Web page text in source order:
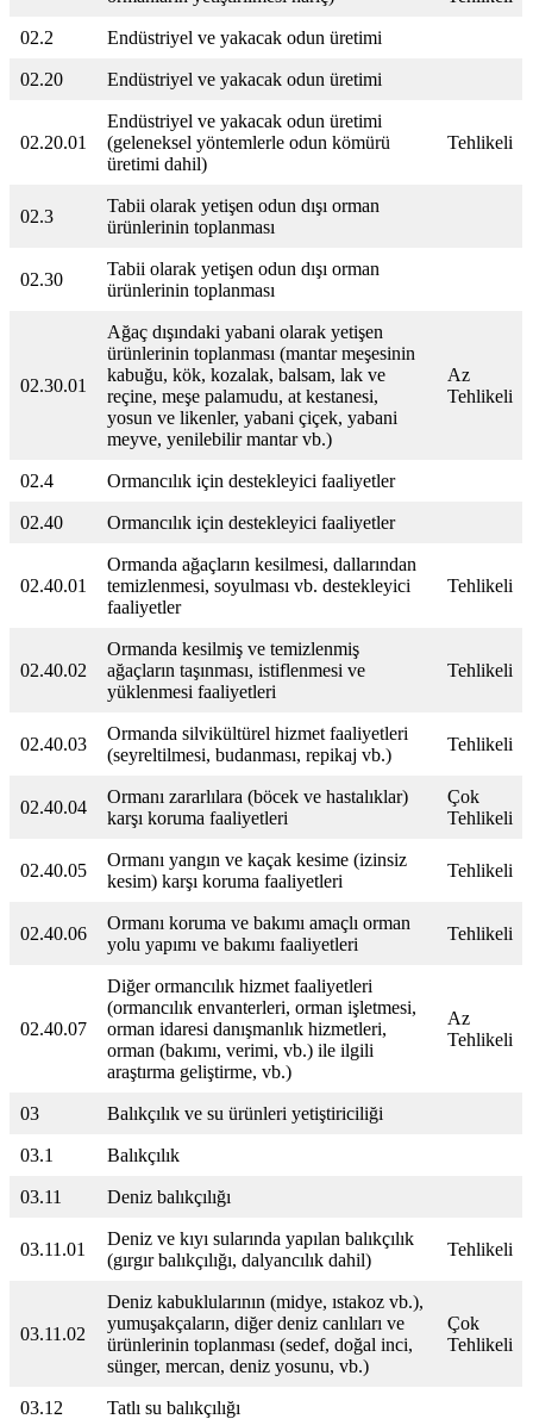
02.2 Endüstriyel ve yakacak odun üretimi
02.20 Endüstriyel ve yakacak odun üretimi
02.20.01
Endüstriyel ve yakacak odun üretimi
(geleneksel yöntemlerle odun kömürü
üretimi dahil)
Tehlikeli
02.3
Tabii olarak yetişen odun dışı orman
ürünlerinin toplanması
02.30
Tabii olarak yetişen odun dışı orman
ürünlerinin toplanması
02.30.01
Ağaç dışındaki yabani olarak yetişen
ürünlerinin toplanması (mantar meşesinin
kabuğu, kök, kozalak, balsam, lak ve
reçine, meşe palamudu, at kestanesi,
yosun ve likenler, yabani çiçek, yabani
meyve, yenilebilir mantar vb.)
Az
Tehlikeli
02.4 Ormancılık için destekleyici faaliyetler
02.40 Ormancılık için destekleyici faaliyetler
02.40.01
Ormanda ağaçların kesilmesi, dallarından
temizlenmesi, soyulması vb. destekleyici
faaliyetler
Tehlikeli
02.40.02
Ormanda kesilmiş ve temizlenmiş
ağaçların taşınması, istiflenmesi ve
yüklenmesi faaliyetleri
Tehlikeli
02.40.03
Ormanda silvikültürel hizmet faaliyetleri
(seyreltilmesi, budanması, repikaj vb.)
Tehlikeli
02.40.04
Ormanı zararlılara (böcek ve hastalıklar)
karşı koruma faaliyetleri
Çok
Tehlikeli
02.40.05
Ormanı yangın ve kaçak kesime (izinsiz
kesim) karşı koruma faaliyetleri
Tehlikeli
02.40.06
Ormanı koruma ve bakımı amaçlı orman
yolu yapımı ve bakımı faaliyetleri
Tehlikeli
02.40.07
Diğer ormancılık hizmet faaliyetleri
(ormancılık envanterleri, orman işletmesi,
orman idaresi danışmanlık hizmetleri,
orman (bakımı, verimi, vb.) ile ilgili
araştırma geliştirme, vb.)
Az
Tehlikeli
03 Balıkçılık ve su ürünleri yetiştiriciliği
03.1 Balıkçılık
03.11 Deniz balıkçılığı
03.11.01
Deniz ve kıyı sularında yapılan balıkçılık
(gırgır balıkçılığı, dalyancılık dahil)
Tehlikeli
03.11.02
Deniz kabuklularının (midye, ıstakoz vb.),
yumuşakçaların, diğer deniz canlıları ve
ürünlerinin toplanması (sedef, doğal inci,
sünger, mercan, deniz yosunu, vb.)
Çok
Tehlikeli
03.12 Tatlı su balıkçılığı